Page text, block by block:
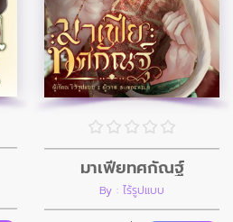
มาเฟียทศกัณฐ์
By : ไร้รูปแบบ